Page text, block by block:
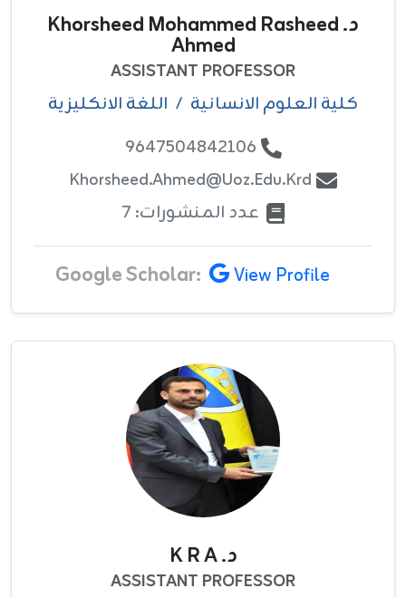
د. Khorsheed Mohammed Rasheed
Ahmed
ASSISTANT PROFESSOR
كلية العلوم الانسانية / اللغة الانكليزية
9647504842106
Khorsheed.ahmed@uoz.edu.krd
عدد المنشورات: 7
Google Scholar: View Profile
د. K R A
ASSISTANT PROFESSOR